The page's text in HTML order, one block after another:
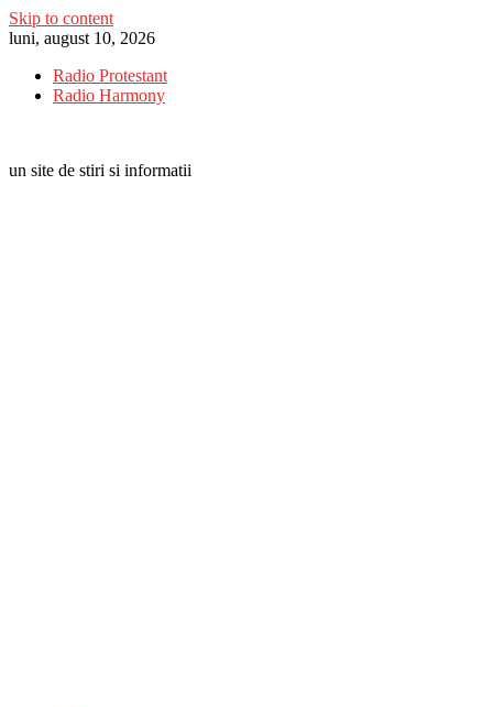
Skip to content
luni, august 10, 2026
Radio Protestant
Radio Harmony
un site de stiri si informatii